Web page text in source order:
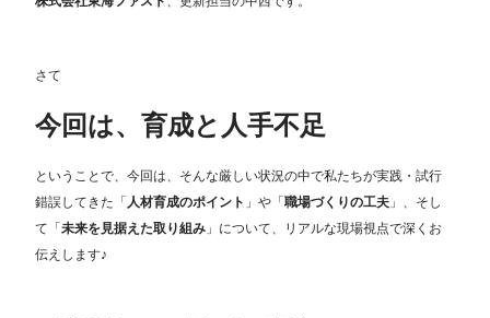
さて
今回は、育成と人手不足
ということで、今回は、そんな厳しい状況の中で私たちが実践・試行
錯誤してきた「 人材育成のポイント 」や「職場づくりの工夫 」、そし
て「未来を見据えた取り組み 」について、リアルな現場視点で深くお
伝えします♪